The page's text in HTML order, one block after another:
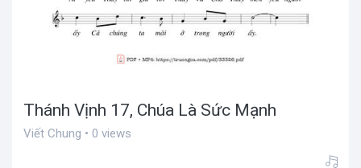
Thánh Vịnh 17, Chúa Là Sức Mạnh
Viết Chung • 0 views